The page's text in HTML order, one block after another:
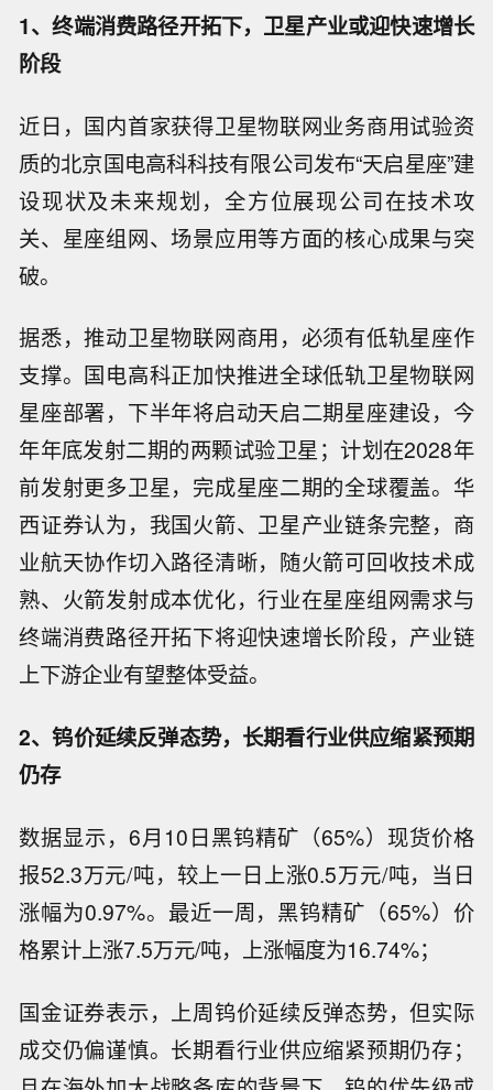
1、终端消费路径开拓下，卫星产业或迎快速增长
阶段
近日，国内首家获得卫星物联网业务商用试验资
质的北京国电高科科技有限公司发布“天启星座”建
设现状及未来规划，全方位展现公司在技术攻
关、星座组网、场景应用等方面的核心成果与突
破。
据悉，推动卫星物联网商用，必须有低轨星座作
支撑。国电高科正加快推进全球低轨卫星物联网
星座部署，下半年将启动天启二期星座建设，今
年年底发射二期的两颗试验卫星；计划在2028年
前发射更多卫星，完成星座二期的全球覆盖。华
西证券认为，我国火箭、卫星产业链条完整，商
业航天协作切入路径清晰，随火箭可回收技术成
熟、火箭发射成本优化，行业在星座组网需求与
终端消费路径开拓下将迎快速增长阶段，产业链
上下游企业有望整体受益。
2、钨价延续反弹态势，长期看行业供应缩紧预期
仍存
数据显示，6月10日黑钨精矿（65%）现货价格
报52.3万元/吨，较上一日上涨0.5万元/吨，当日
涨幅为0.97%。最近一周，黑钨精矿（65%）价
格累计上涨7.5万元/吨，上涨幅度为16.74%；
国金证券表示，上周钨价延续反弹态势，但实际
成交仍偏谨慎。长期看行业供应缩紧预期仍存；